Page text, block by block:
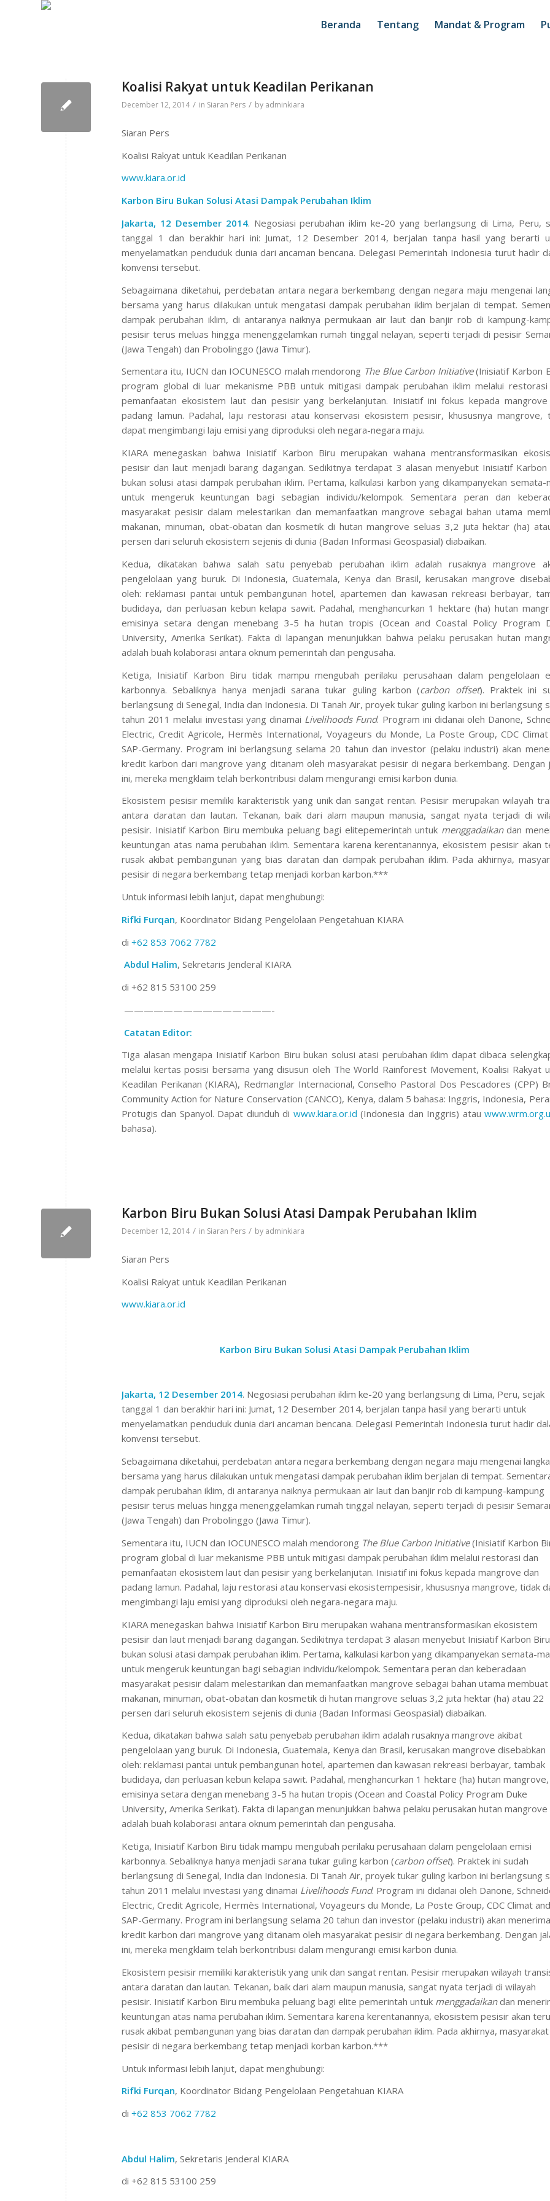
Beranda Tentang Mandat & Program
Koalisi Rakyat untuk Keadilan Perikanan
December 12, 2014 / in Siaran Pers / by adminkiara
Siaran Pers
Koalisi Rakyat untuk Keadilan Perikanan
www.kiara.or.id
Karbon Biru Bukan Solusi Atasi Dampak Perubahan Iklim
Jakarta, 12 Desember 2014. Negosiasi perubahan iklim ke-20 yang berlangsung di Lima, Peru,
tanggal 1 dan berakhir hari ini: Jumat, 12 Desember 2014, berjalan tanpa hasil yang berarti
menyelamatkan penduduk dunia dari ancaman bencana. Delegasi Pemerintah Indonesia turut hadir
konvensi tersebut.
Sebagaimana diketahui, perdebatan antara negara berkembang dengan negara maju mengenai
bersama yang harus dilakukan untuk mengatasi dampak perubahan iklim berjalan di tempat.
dampak perubahan iklim, di antaranya naiknya permukaan air laut dan banjir rob di kampung-
pesisir terus meluas hingga menenggelamkan rumah tinggal nelayan, seperti terjadi di pesisir
(Jawa Tengah) dan Probolinggo (Jawa Timur).
Sementara itu, IUCN dan IOCUNESCO malah mendorong The Blue Carbon Initiative(Inisiatif Karbon
program global di luar mekanisme PBB untuk mitigasi dampak perubahan iklim melalui restorasi
pemanfaatan ekosistem laut dan pesisir yang berkelanjutan. Inisiatif ini fokus kepada mangrove
padang lamun. Padahal, laju restorasi atau konservasi ekosistem pesisir, khususnya mangrove,
dapat mengimbangi laju emisi yang diproduksi oleh negara-negara maju.
KIARA menegaskan bahwa Inisiatif Karbon Biru merupakan wahana mentransformasikan
pesisir dan laut menjadi barang dagangan. Sedikitnya terdapat 3 alasan menyebut Inisiatif Karbon
bukan solusi atasi dampak perubahan iklim. Pertama, kalkulasi karbon yang dikampanyekan semata-
untuk mengeruk keuntungan bagi sebagian individu/kelompok. Sementara peran dan
masyarakat pesisir dalam melestarikan dan memanfaatkan mangrove sebagai bahan utama
makanan, minuman, obat-obatan dan kosmetik di hutan mangrove seluas 3,2 juta hektar (ha)
persen dari seluruh ekosistem sejenis di dunia (Badan Informasi Geospasial) diabaikan.
Kedua, dikatakan bahwa salah satu penyebab perubahan iklim adalah rusaknya mangrove
pengelolaan yang buruk. Di Indonesia, Guatemala, Kenya dan Brasil, kerusakan mangrove
oleh: reklamasi pantai untuk pembangunan hotel, apartemen dan kawasan rekreasi berbayar,
budidaya, dan perluasan kebun kelapa sawit. Padahal, menghancurkan 1 hektare (ha) hutan
emisinya setara dengan menebang 3-5 ha hutan tropis (Ocean and Coastal Policy Program
University, Amerika Serikat). Fakta di lapangan menunjukkan bahwa pelaku perusakan hutan
adalah buah kolaborasi antara oknum pemerintah dan pengusaha.
Ketiga, Inisiatif Karbon Biru tidak mampu mengubah perilaku perusahaan dalam pengelolaan
karbonnya. Sebaliknya hanya menjadi sarana tukar guling karbon (carbon offset). Praktek ini
berlangsung di Senegal, India dan Indonesia. Di Tanah Air, proyek tukar guling karbon ini berlangsung
tahun 2011 melalui investasi yang dinamai Livelihoods Fund. Program ini didanai oleh Danone,
Electric, Credit Agricole, Hermès International, Voyageurs du Monde, La Poste Group, CDC Climat
SAP-Germany. Program ini berlangsung selama 20 tahun dan investor (pelaku industri) akan
kredit karbon dari mangrove yang ditanam oleh masyarakat pesisir di negara berkembang. Dengan
ini, mereka mengklaim telah berkontribusi dalam mengurangi emisi karbon dunia.
Ekosistem pesisir memiliki karakteristik yang unik dan sangat rentan. Pesisir merupakan wilayah
antara daratan dan lautan. Tekanan, baik dari alam maupun manusia, sangat nyata terjadi di
pesisir. Inisiatif Karbon Biru membuka peluang bagi elitepemerintah untuk menggadaikandan
keuntungan atas nama perubahan iklim. Sementara karena kerentanannya, ekosistem pesisir akan
rusak akibat pembangunan yang bias daratan dan dampak perubahan iklim. Pada akhirnya,
pesisir di negara berkembang tetap menjadi korban karbon.***
Untuk informasi lebih lanjut, dapat menghubungi:
Rifki Furqan, Koordinator Bidang Pengelolaan Pengetahuan KIARA
di +62 853 7062 7782
Abdul Halim, Sekretaris Jenderal KIARA
di +62 815 53100 259
———————————————-
Catatan Editor:
Tiga alasan mengapa Inisiatif Karbon Biru bukan solusi atasi perubahan iklim dapat dibaca
melalui kertas posisi bersama yang disusun oleh The World Rainforest Movement, Koalisi Rakyat
Keadilan Perikanan (KIARA), Redmanglar Internacional, Conselho Pastoral Dos Pescadores (CPP)
Community Action for Nature Conservation (CANCO), Kenya, dalam 5 bahasa: Inggris, Indonesia,
Protugis dan Spanyol. Dapat diunduh di www.kiara.or.id (Indonesia dan Inggris) atau
bahasa).
Karbon Biru Bukan Solusi Atasi Dampak Perubahan Iklim
December 12, 2014 / in Siaran Pers / by adminkiara
Siaran Pers
Koalisi Rakyat untuk Keadilan Perikanan
www.kiara.or.id
Karbon Biru Bukan Solusi Atasi Dampak Perubahan Iklim
Jakarta, 12 Desember 2014. Negosiasi perubahan iklim ke-20 yang berlangsung di Lima, Peru, sejak
tanggal 1 dan berakhir hari ini: Jumat, 12 Desember 2014, berjalan tanpa hasil yang berarti untuk
menyelamatkan penduduk dunia dari ancaman bencana. Delegasi Pemerintah Indonesia turut hadir
konvensi tersebut.
Sebagaimana diketahui, perdebatan antara negara berkembang dengan negara maju mengenai
bersama yang harus dilakukan untuk mengatasi dampak perubahan iklim berjalan di tempat.
dampak perubahan iklim, di antaranya naiknya permukaan air laut dan banjir rob di kampung-kampung
pesisir terus meluas hingga menenggelamkan rumah tinggal nelayan, seperti terjadi di pesisir
(Jawa Tengah) dan Probolinggo (Jawa Timur).
Sementara itu, IUCN dan IOCUNESCO malah mendorong The Blue Carbon Initiative(Inisiatif Karbon
program global di luar mekanisme PBB untuk mitigasi dampak perubahan iklim melalui restorasi dan
pemanfaatan ekosistem laut dan pesisir yang berkelanjutan. Inisiatif ini fokus kepada mangrove dan
padang lamun. Padahal, laju restorasi atau konservasi ekosistempesisir, khususnya mangrove, tidak
mengimbangi laju emisi yang diproduksi oleh negara-negara maju.
KIARA menegaskan bahwa Inisiatif Karbon Biru merupakan wahana mentransformasikan ekosistem
pesisir dan laut menjadi barang dagangan. Sedikitnya terdapat 3 alasan menyebut Inisiatif Karbon Biru
bukan solusi atasi dampak perubahan iklim. Pertama, kalkulasi karbon yang dikampanyekan semata-
untuk mengeruk keuntungan bagi sebagian individu/kelompok. Sementara peran dan keberadaan
masyarakat pesisir dalam melestarikan dan memanfaatkan mangrove sebagai bahan utama membuat
makanan, minuman, obat-obatan dan kosmetik di hutan mangrove seluas 3,2 juta hektar (ha) atau 22
persen dari seluruh ekosistem sejenis di dunia (Badan Informasi Geospasial) diabaikan.
Kedua, dikatakan bahwa salah satu penyebab perubahan iklim adalah rusaknya mangrove akibat
pengelolaan yang buruk. Di Indonesia, Guatemala, Kenya dan Brasil, kerusakan mangrove disebabkan
oleh: reklamasi pantai untuk pembangunan hotel, apartemen dan kawasan rekreasi berbayar, tambak
budidaya, dan perluasan kebun kelapa sawit. Padahal, menghancurkan 1 hektare (ha) hutan mangrove,
emisinya setara dengan menebang 3-5 ha hutan tropis (Ocean and Coastal Policy Program Duke
University, Amerika Serikat). Fakta di lapangan menunjukkan bahwa pelaku perusakan hutan mangrove
adalah buah kolaborasi antara oknum pemerintah dan pengusaha.
Ketiga, Inisiatif Karbon Biru tidak mampu mengubah perilaku perusahaan dalam pengelolaan emisi
karbonnya. Sebaliknya hanya menjadi sarana tukar guling karbon (carbon offset). Praktek ini sudah
berlangsung di Senegal, India dan Indonesia. Di Tanah Air, proyek tukar guling karbon ini berlangsung
tahun 2011 melalui investasi yang dinamai Livelihoods Fund. Program ini didanai oleh Danone,
Electric, Credit Agricole, Hermès International, Voyageurs du Monde, La Poste Group, CDC Climat and
SAP-Germany. Program ini berlangsung selama 20 tahun dan investor (pelaku industri) akan menerima
kredit karbon dari mangrove yang ditanam oleh masyarakat pesisir di negara berkembang. Dengan
ini, mereka mengklaim telah berkontribusi dalam mengurangi emisi karbon dunia.
Ekosistem pesisir memiliki karakteristik yang unik dan sangat rentan. Pesisir merupakan wilayah
antara daratan dan lautan. Tekanan, baik dari alam maupun manusia, sangat nyata terjadi di wilayah
pesisir. Inisiatif Karbon Biru membuka peluang bagi elite pemerintah untuk menggadaikandan
keuntungan atas nama perubahan iklim. Sementara karena kerentanannya, ekosistem pesisir akan
rusak akibat pembangunan yang bias daratan dan dampak perubahan iklim. Pada akhirnya, masyarakat
pesisir di negara berkembang tetap menjadi korban karbon.***
Untuk informasi lebih lanjut, dapat menghubungi:
Rifki Furqan, Koordinator Bidang Pengelolaan Pengetahuan KIARA
di +62 853 7062 7782
Abdul Halim, Sekretaris Jenderal KIARA
di +62 815 53100 259